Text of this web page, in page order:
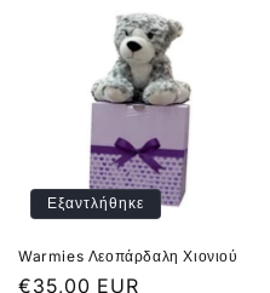
Εξαντλήθηκε
Warmies Λεοπάρδαλη Χιονιού
Κανονική
€35,00 EUR